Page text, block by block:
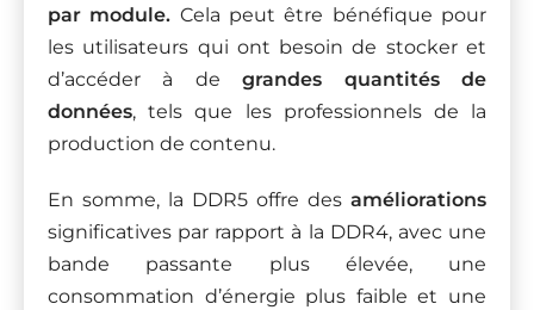
par module. Cela peut être bénéfique pour
les utilisateurs qui ont besoin de stocker et
d’accéder à degrandes quantités de
données, tels que les professionnels de la
production de contenu.
En somme, la DDR5 offre des améliorations
significatives par rapport à la DDR4, avec une
bande passante plus élevée, une
consommation d’énergie plus faible et une